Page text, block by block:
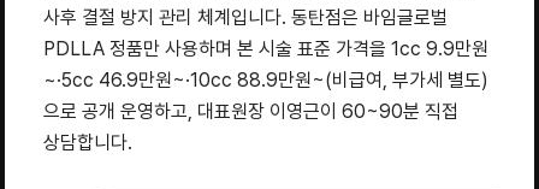
사후 결절 방지 관리 체계입니다. 동탄점은 바임글로벌
PDLLA 정품만 사용하며 본 시술 표준 가격을 1cc 9.9만원
~·5cc 46.9만원~·10cc 88.9만원~(비급여, 부가세 별도)
으로 공개 운영하고, 대표원장 이영근이 60~90분 직접
상담합니다.